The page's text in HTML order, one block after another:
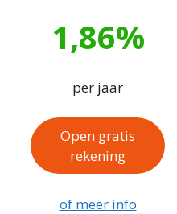
1,86%
per jaar
Open gratis
rekening
of meer info